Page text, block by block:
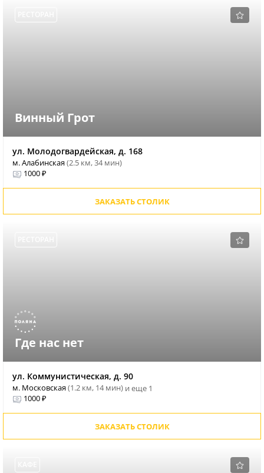
Винный Грот
ул. Молодогвардейская, д. 168
м. Алабинская(2.5 км, 34 мин)
1000 ₽
ЗАКАЗАТЬ СТОЛИК
Где нас нет
ул. Коммунистическая, д. 90
м. Московская(1.2 км, 14 мин) и еще 1
1000 ₽
ЗАКАЗАТЬ СТОЛИК